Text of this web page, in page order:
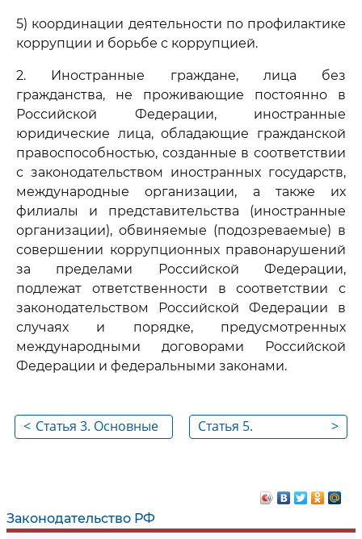
Законодательство РФ
5) координации деятельности по профилактике
коррупции и борьбе с коррупцией.
2. Иностранные граждане, лица без
гражданства, не проживающие постоянно в
Российской Федерации, иностранные
юридические лица, обладающие гражданской
правоспособностью, созданные в соответствии
с законодательством иностранных государств,
международные организации, а также их
филиалы и представительства (иностранные
организации), обвиняемые (подозреваемые) в
совершении коррупционных правонарушений
за пределами Российской Федерации,
подлежат ответственности в соответствии с
законодательством Российской Федерации в
случаях и порядке, предусмотренных
международными договорами Российской
Федерации и федеральными законами.
< Статья 3. Основные
>
Статья 5.
противодействия
коррупции